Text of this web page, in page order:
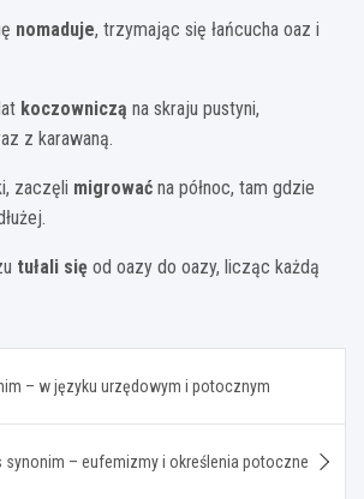
nomaduje, trzymając się łańcucha oaz i
koczowniczą na skraju pustyni,
z karawaną.
zaczęli migrować na północ, tam gdzie
tułali się od oazy do oazy, licząc każdą
– w języku urzędowym i potocznym
synonim – eufemizmy i określenia potoczne